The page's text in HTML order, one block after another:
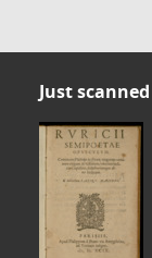
Just scanned